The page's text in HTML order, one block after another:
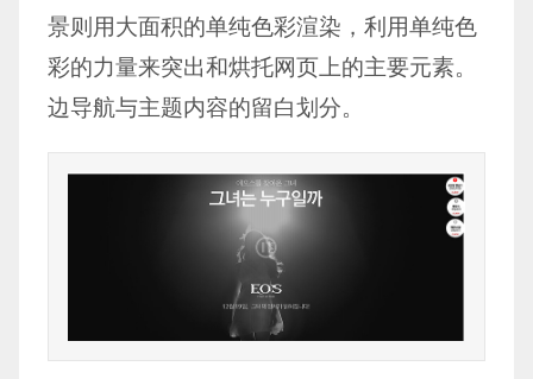
景则用大面积的单纯色彩渲染，利用单纯色
彩的力量来突出和烘托网页上的主要元素。
边导航与主题内容的留白划分。